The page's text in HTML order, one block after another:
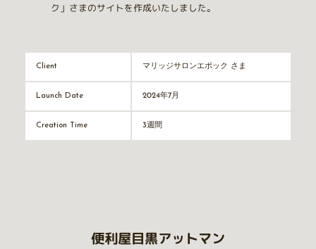
ク」さまのサイトを作成いたしました。
Client マリッジサロンエポック さま
Launch Date 2024年7月
Creation Time 3週間
便利屋目黒アットマン